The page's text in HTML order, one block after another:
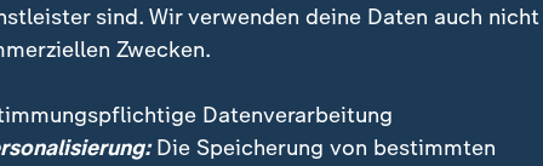
sind. Wir verwenden deine Daten auch nicht
Zwecken.
Datenverarbeitung
Die Speicherung von bestimmten